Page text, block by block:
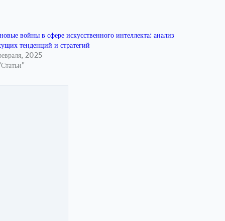
войны в сфере искусственного интеллекта: анализ
тенденций и стратегий
2025